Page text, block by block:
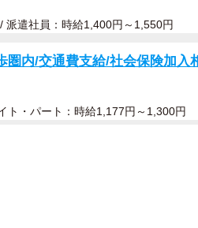
派遣社員：時給1,400円～1,550円
圏内/交通費支給/社会保険加入
ト・パート：時給1,177円～1,300円